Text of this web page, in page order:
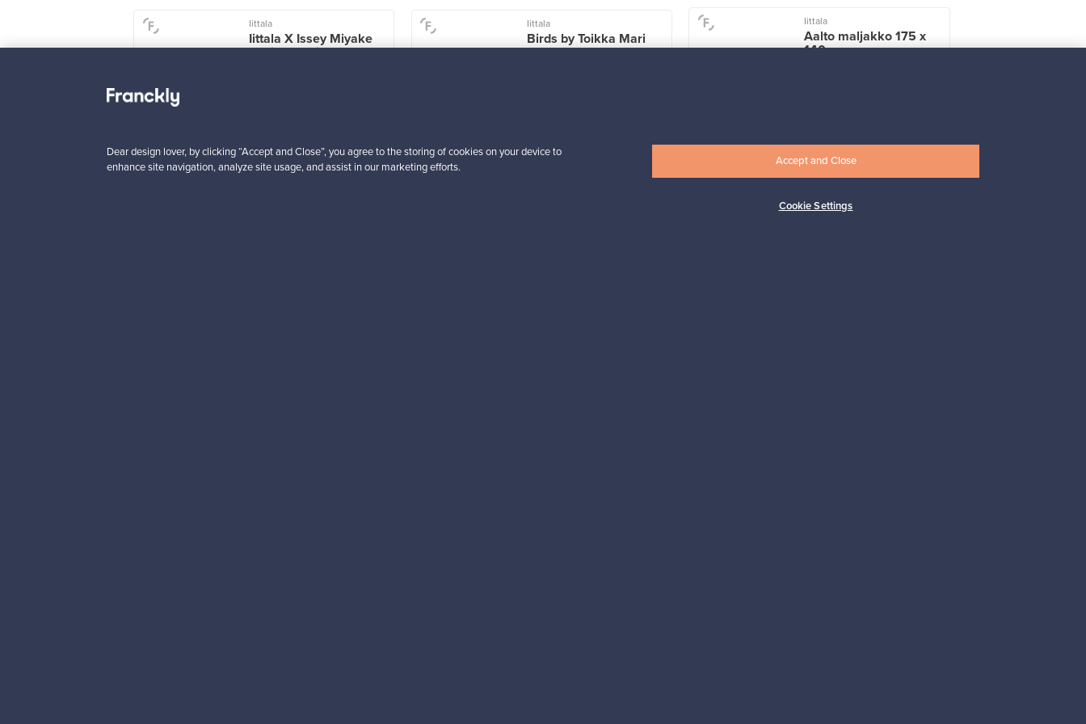
Iittala
Iittala X Issey Miyake
maljakko, vihreä
149,00 €
Iittala
Birds by Toikka Mari
299,00 €
Iittala
Aalto maljakko 175 x
140 mm,
Dear design lover, by clicking “Accept and Close”, you agree to the storing of cookies on your device to
enhance site navigation, analyze site usage, and assist in our marketing efforts.
Cookie Settings
Accept and Close